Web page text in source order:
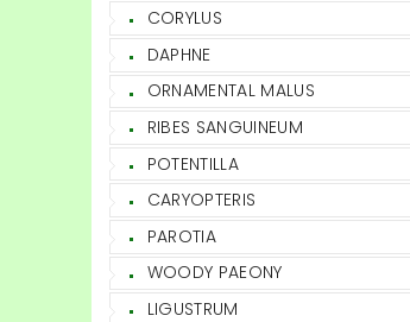
CORYLUS
DAPHNE
ORNAMENTAL MALUS
RIBES SANGUINEUM
POTENTILLA
CARYOPTERIS
PAROTIA
WOODY PAEONY
LIGUSTRUM